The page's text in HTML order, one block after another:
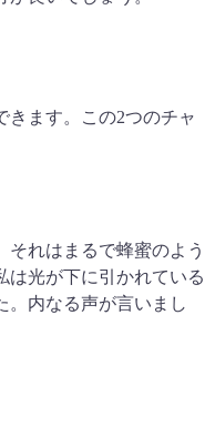
きます。この2つのチャ
れはまるで蜂蜜のよう
は光が下に引かれている
。内なる声が言いまし